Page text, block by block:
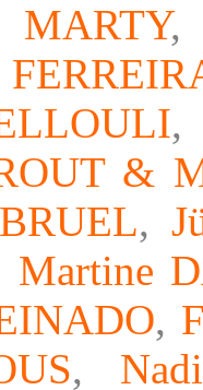
&
,
Martine
,
,